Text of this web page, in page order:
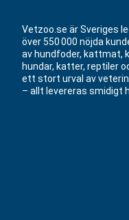
Vetzoo.se är Sveriges
över 550 000 nöjda
av hundfoder, kattmat,
hundar, katter, reptiler
ett stort urval av
– allt levereras smidigt